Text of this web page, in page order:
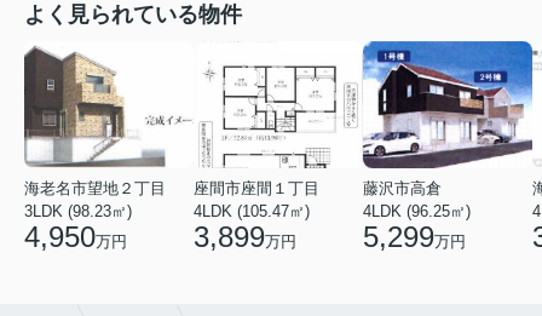
よく見られている物件
海老名市望地２丁目
3LDK (98.23㎡)
4,950万円
座間市座間１丁目
4LDK (105.47㎡)
3,899万円
藤沢市高倉
4LDK (96.25㎡)
5,299万円